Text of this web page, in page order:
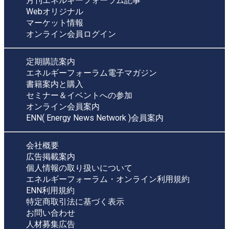
Webオリジナル
マーケット情報
オンライン会員ログイン
定期購読案内
エネルギーフォーラム電子マガジン
書籍案内と購入
セミナー＆イベントへの参加
オンライン会員案内
ENN( Energy News Network )会員案内
会社概要
広告掲載案内
個人情報の取り扱いについて
エネルギーフォーラム・オンライン利用規約
ENN利用規約
特定商取引法に基づく表示
お問い合わせ
人材募集広告